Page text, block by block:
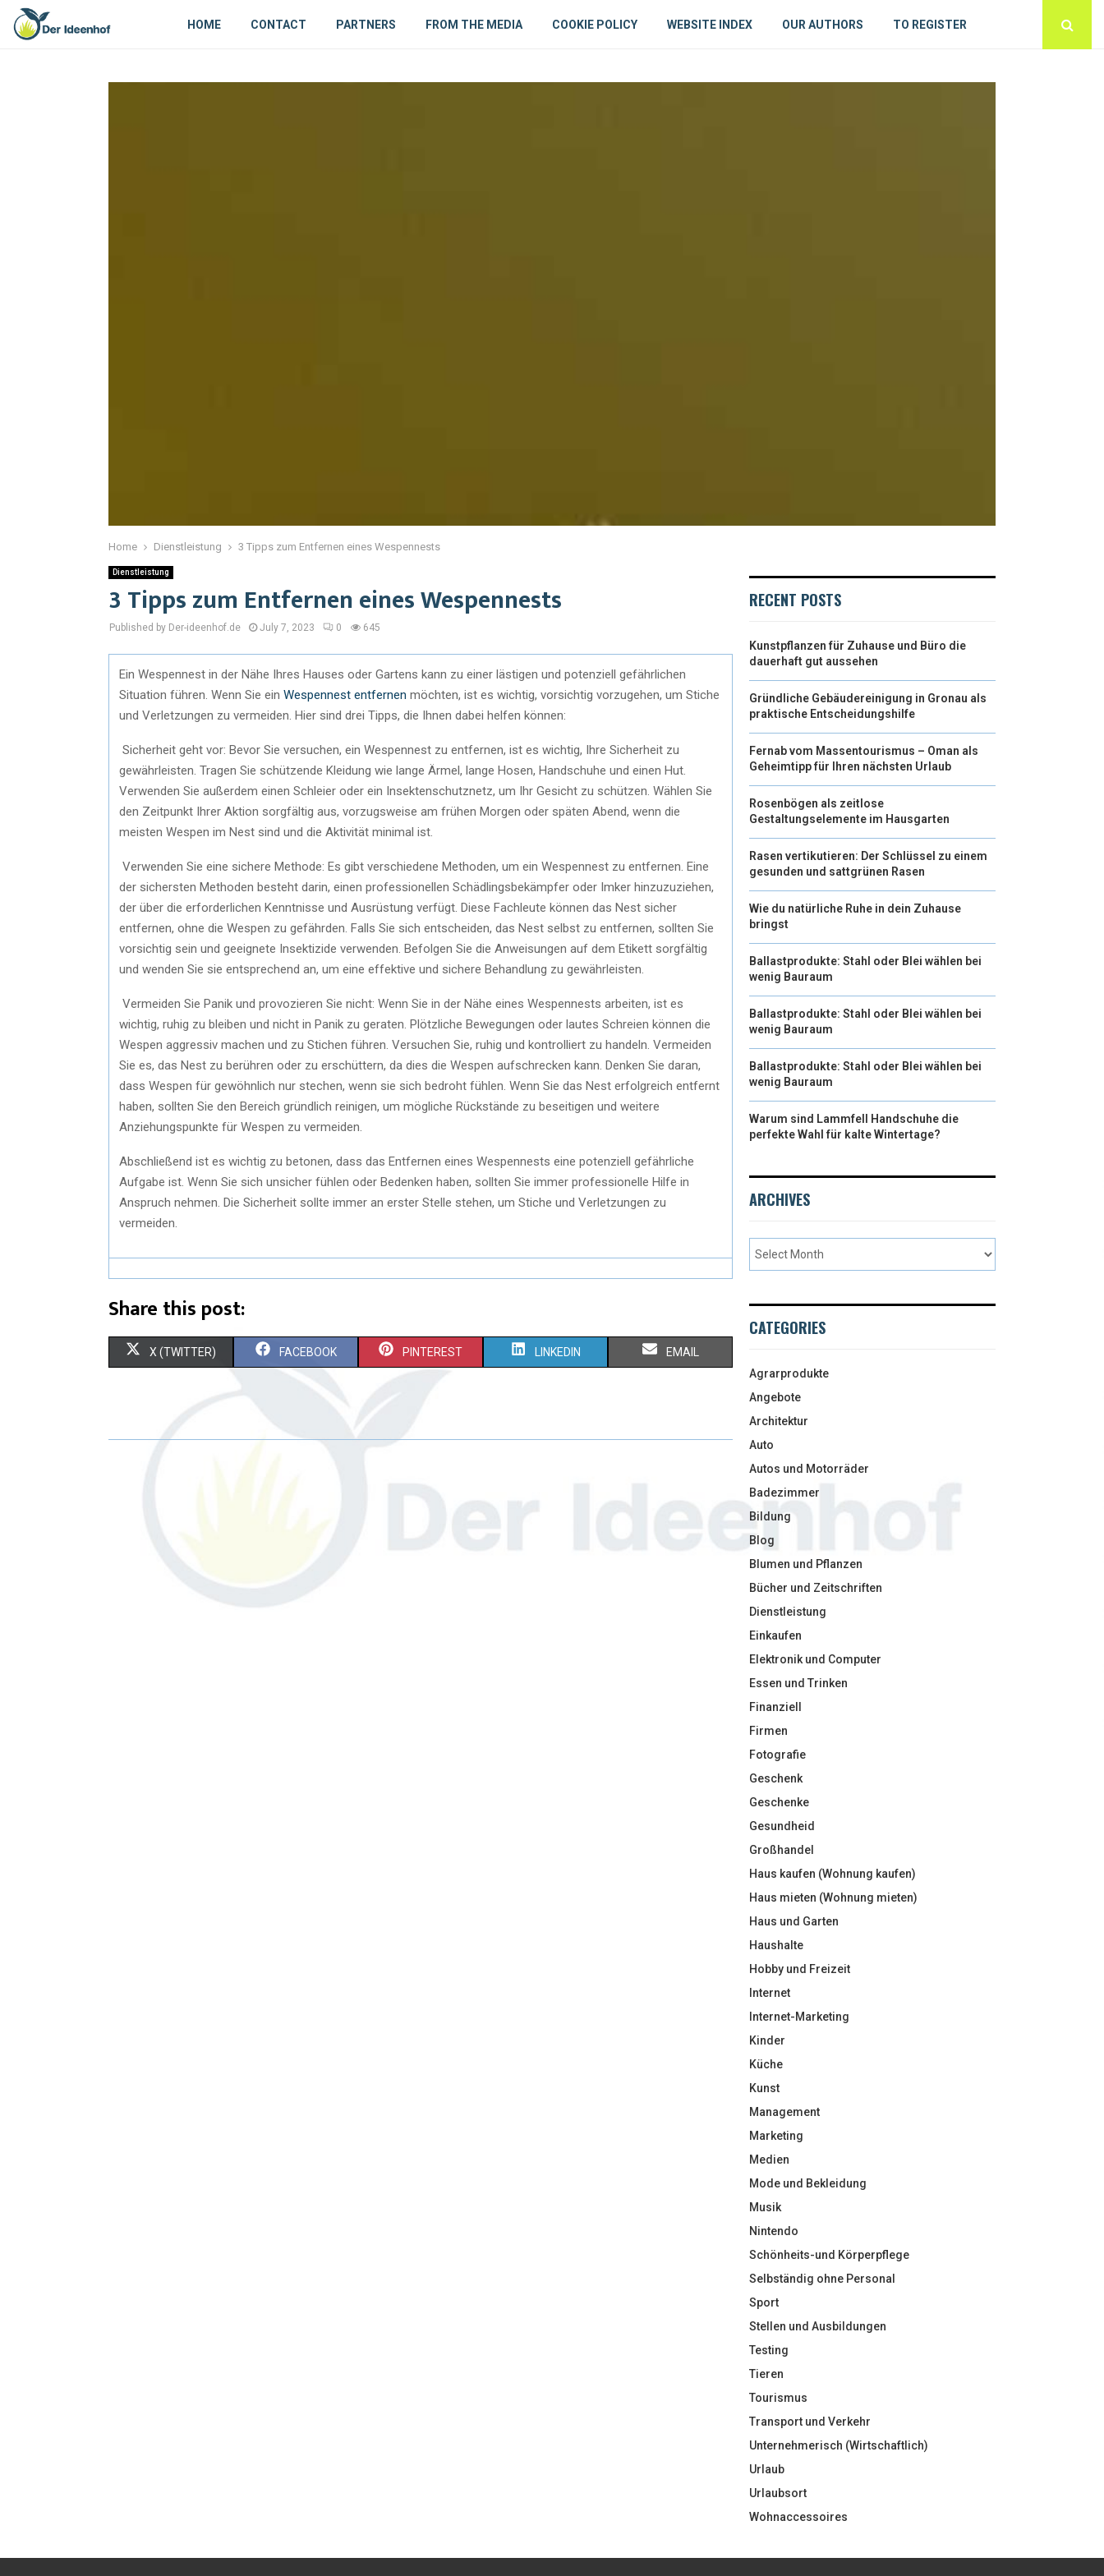
HOME CONTACT PARTNERS FROM THE MEDIA COOKIE POLICY WEBSITE INDEX OUR AUTHORS TO REGISTER
Home Dienstleistung 3 Tipps zum Entfernen eines Wespennests
Dienstleistung
3 Tipps zum Entfernen eines Wespennests
Published by Der-ideenhof.de July 7, 2023 0 645
Ein Wespennest in der Nähe Ihres Hauses oder Gartens kann zu einer lästigen und potenziell gefährlichen
Situation führen. Wenn Sie ein Wespennest entfernen möchten, ist es wichtig, vorsichtig vorzugehen, um Stiche
und Verletzungen zu vermeiden. Hier sind drei Tipps, die Ihnen dabei helfen können:
Sicherheit geht vor: Bevor Sie versuchen, ein Wespennest zu entfernen, ist es wichtig, Ihre Sicherheit zu
gewährleisten. Tragen Sie schützende Kleidung wie lange Ärmel, lange Hosen, Handschuhe und einen Hut.
Verwenden Sie außerdem einen Schleier oder ein Insektenschutznetz, um Ihr Gesicht zu schützen. Wählen Sie
den Zeitpunkt Ihrer Aktion sorgfältig aus, vorzugsweise am frühen Morgen oder späten Abend, wenn die
meisten Wespen im Nest sind und die Aktivität minimal ist.
Verwenden Sie eine sichere Methode: Es gibt verschiedene Methoden, um ein Wespennest zu entfernen. Eine
der sichersten Methoden besteht darin, einen professionellen Schädlingsbekämpfer oder Imker hinzuzuziehen,
der über die erforderlichen Kenntnisse und Ausrüstung verfügt. Diese Fachleute können das Nest sicher
entfernen, ohne die Wespen zu gefährden. Falls Sie sich entscheiden, das Nest selbst zu entfernen, sollten Sie
vorsichtig sein und geeignete Insektizide verwenden. Befolgen Sie die Anweisungen auf dem Etikett sorgfältig
und wenden Sie sie entsprechend an, um eine effektive und sichere Behandlung zu gewährleisten.
Vermeiden Sie Panik und provozieren Sie nicht: Wenn Sie in der Nähe eines Wespennests arbeiten, ist es
wichtig, ruhig zu bleiben und nicht in Panik zu geraten. Plötzliche Bewegungen oder lautes Schreien können die
Wespen aggressiv machen und zu Stichen führen. Versuchen Sie, ruhig und kontrolliert zu handeln. Vermeiden
Sie es, das Nest zu berühren oder zu erschüttern, da dies die Wespen aufschrecken kann. Denken Sie daran,
dass Wespen für gewöhnlich nur stechen, wenn sie sich bedroht fühlen. Wenn Sie das Nest erfolgreich entfernt
haben, sollten Sie den Bereich gründlich reinigen, um mögliche Rückstände zu beseitigen und weitere
Anziehungspunkte für Wespen zu vermeiden.
Abschließend ist es wichtig zu betonen, dass das Entfernen eines Wespennests eine potenziell gefährliche
Aufgabe ist. Wenn Sie sich unsicher fühlen oder Bedenken haben, sollten Sie immer professionelle Hilfe in
Anspruch nehmen. Die Sicherheit sollte immer an erster Stelle stehen, um Stiche und Verletzungen zu
vermeiden.
Share this post:
X (TWITTER) FACEBOOK PINTEREST LINKEDIN EMAIL
RECENT POSTS
Kunstpflanzen für Zuhause und Büro die
dauerhaft gut aussehen
Gründliche Gebäudereinigung in Gronau als
praktische Entscheidungshilfe
Fernab vom Massentourismus – Oman als
Geheimtipp für Ihren nächsten Urlaub
Rosenbögen als zeitlose
Gestaltungselemente im Hausgarten
Rasen vertikutieren: Der Schlüssel zu einem
gesunden und sattgrünen Rasen
Wie du natürliche Ruhe in dein Zuhause
bringst
Ballastprodukte: Stahl oder Blei wählen bei
wenig Bauraum
Ballastprodukte: Stahl oder Blei wählen bei
wenig Bauraum
Ballastprodukte: Stahl oder Blei wählen bei
wenig Bauraum
Warum sind Lammfell Handschuhe die
perfekte Wahl für kalte Wintertage?
ARCHIVES
CATEGORIES
Agrarprodukte
Angebote
Architektur
Auto
Autos und Motorräder
Badezimmer
Bildung
Blog
Blumen und Pflanzen
Bücher und Zeitschriften
Dienstleistung
Einkaufen
Elektronik und Computer
Essen und Trinken
Finanziell
Firmen
Fotografie
Geschenk
Geschenke
Gesundheid
Großhandel
Haus kaufen (Wohnung kaufen)
Haus mieten (Wohnung mieten)
Haus und Garten
Haushalte
Hobby und Freizeit
Internet
Internet-Marketing
Kinder
Küche
Kunst
Management
Marketing
Medien
Mode und Bekleidung
Musik
Nintendo
Schönheits-und Körperpflege
Selbständig ohne Personal
Sport
Stellen und Ausbildungen
Testing
Tieren
Tourismus
Transport und Verkehr
Unternehmerisch (Wirtschaftlich)
Urlaub
Urlaubsort
Wohnaccessoires